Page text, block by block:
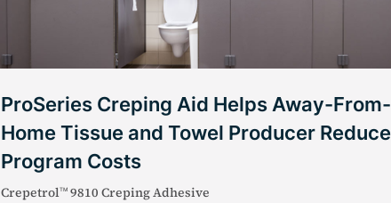
ProSeries Creping Aid Helps Away-From-
Home Tissue and Towel Producer Reduce
Program Costs
CrepetrolTM 9810 Creping Adhesive